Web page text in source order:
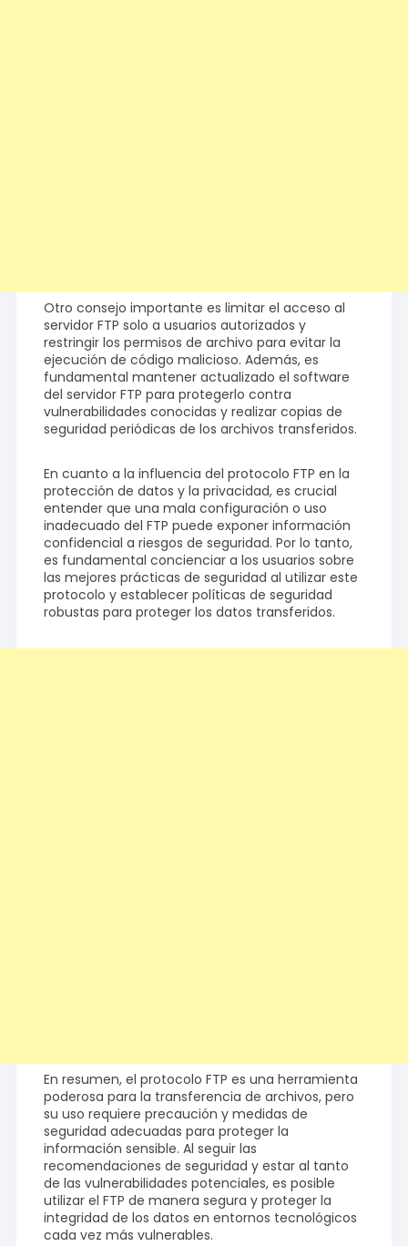
Otro consejo importante es limitar el acceso al
servidor FTP solo a usuarios autorizados y
restringir los permisos de archivo para evitar la
ejecución de código malicioso. Además, es
fundamental mantener actualizado el software
del servidor FTP para protegerlo contra
vulnerabilidades conocidas y realizar copias de
seguridad periódicas de los archivos transferidos.
En cuanto a la influencia del protocolo FTP en la
protección de datos y la privacidad, es crucial
entender que una mala configuración o uso
inadecuado del FTP puede exponer información
confidencial a riesgos de seguridad. Por lo tanto,
es fundamental concienciar a los usuarios sobre
las mejores prácticas de seguridad al utilizar este
protocolo y establecer políticas de seguridad
robustas para proteger los datos transferidos.
En resumen, el protocolo FTP es una herramienta
poderosa para la transferencia de archivos, pero
su uso requiere precaución y medidas de
seguridad adecuadas para proteger la
información sensible. Al seguir las
recomendaciones de seguridad y estar al tanto
de las vulnerabilidades potenciales, es posible
utilizar el FTP de manera segura y proteger la
integridad de los datos en entornos tecnológicos
cada vez más vulnerables.